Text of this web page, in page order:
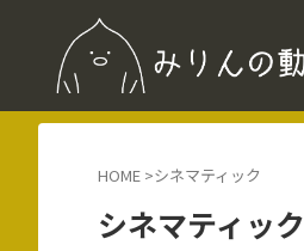
HOME >シネマティック
シネマティック